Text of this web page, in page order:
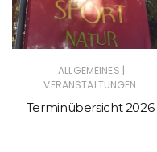
ALLGEMEINES |
VERANSTALTUNGEN
Terminübersicht 2026